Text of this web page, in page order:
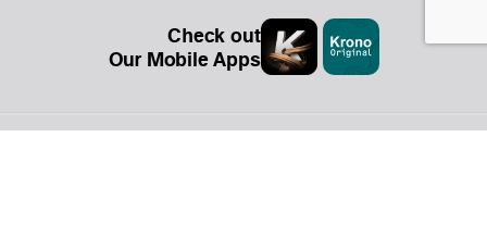
Check out
Our Mobile Apps